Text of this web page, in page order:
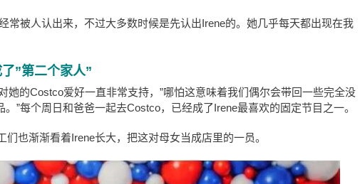
常被人认出来，不过大多数时候是先认出Irene的。她几乎每天都出现在我
”第二个家人”
她的Costco爱好一直非常支持，”哪怕这意味着我们偶尔会带回一些完全没
。”每个周日和爸爸一起去Costco，已经成了Irene最喜欢的固定节目之一。
们也渐渐看着Irene长大，把这对母女当成店里的一员。